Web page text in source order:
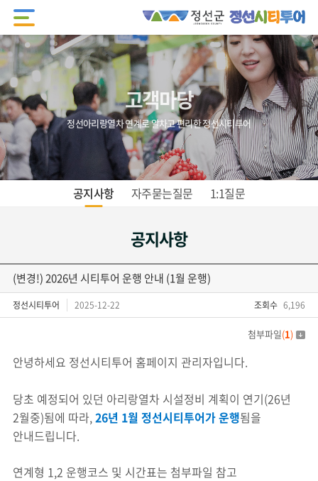
고객마당
정선아리랑열차 연계로 알차고 편리한 정선시티투어
공지사항 자주묻는질문 1:1질문
공지사항
(변경!) 2026년 시티투어 운행 안내 (1월 운행)
정선시티투어 2025-12-22 조회수 6,196
첨부파일(1)
안녕하세요 정선시티투어 홈페이지 관리자입니다.
당초 예정되어 있던 아리랑열차 시설정비 계획이 연기(26년
2월중)됨에 따라,26년 1월 정선시티투어가 운행됨을
안내드립니다.
연계형 1,2 운행코스 및 시간표는 첨부파일 참고